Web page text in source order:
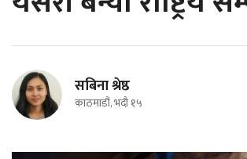
सबिना श्रेष्ठ
काठमाडौं, भदौ १५